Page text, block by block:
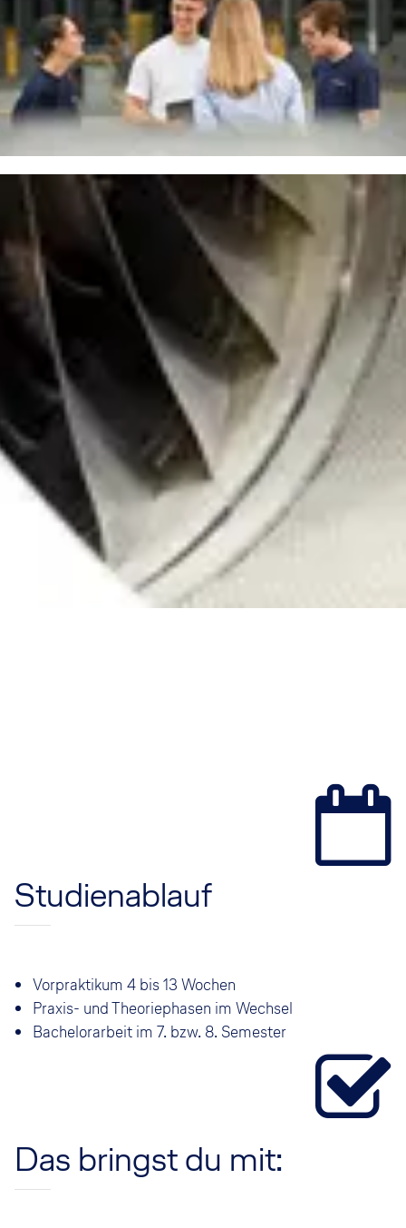
Studienablauf
Vorpraktikum 4 bis 13 Wochen
Praxis- und Theoriephasen im Wechsel
Bachelorarbeit im 7. bzw. 8. Semester
Das bringst du mit: